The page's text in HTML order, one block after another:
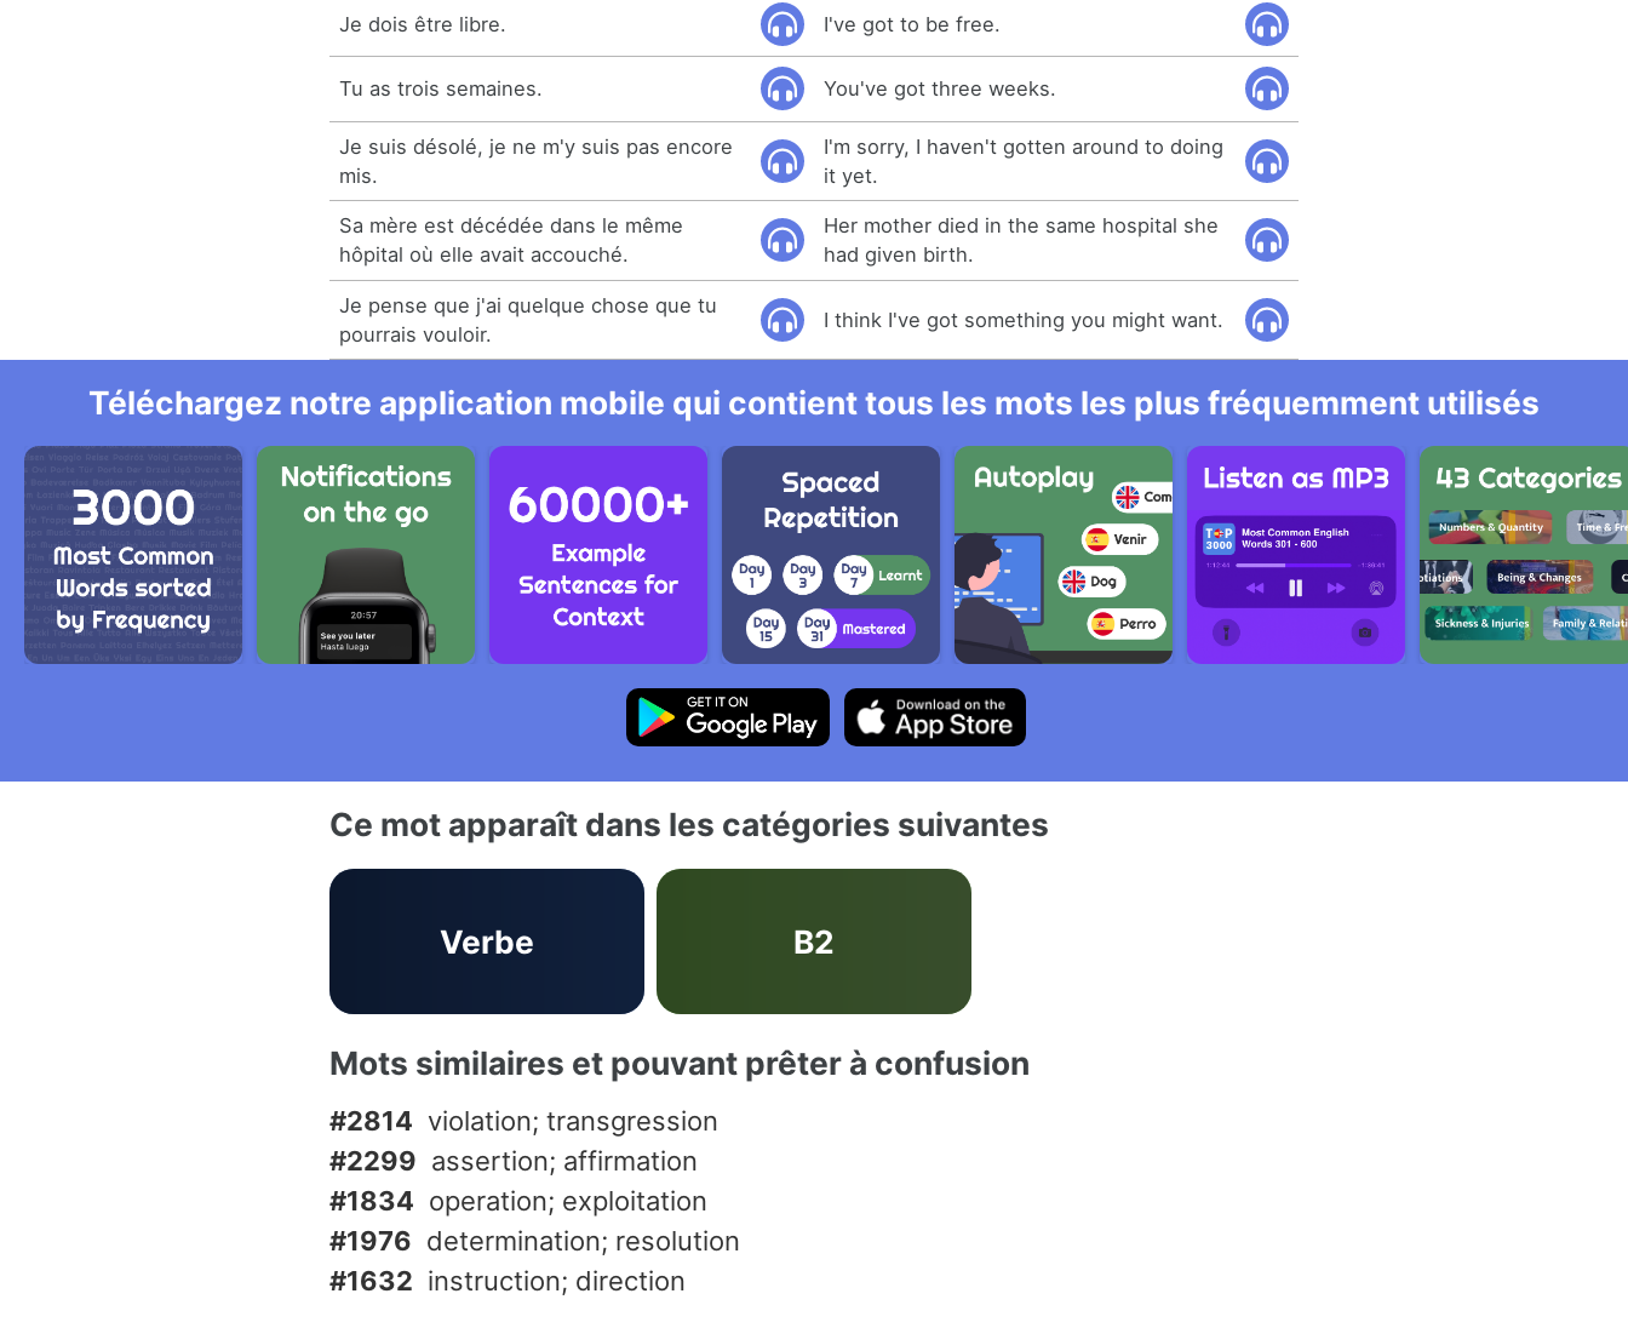
Je dois être libre. I've got to be free.
Tu as trois semaines. You've got three weeks.
Je suis désolé, je ne m'y suis pas encore
mis.
I'm sorry, I haven't gotten around to doing
it yet.
Sa mère est décédée dans le même
hôpital où elle avait accouché.
Her mother died in the same hospital she
had given birth.
Je pense que j'ai quelque chose que tu
pourrais vouloir.
I think I've got something you might want.
Téléchargez notre application mobile qui contient tous les mots les plus fréquemment utilisés
Ce mot apparaît dans les catégories suivantes
Verbe B2
Mots similaires et pouvant prêter à confusion
#2814 violation; transgression
#2299 assertion; affirmation
#1834 operation; exploitation
#1976 determination; resolution
#1632 instruction; direction